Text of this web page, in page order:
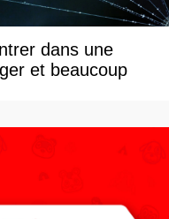
dans une
et beaucoup